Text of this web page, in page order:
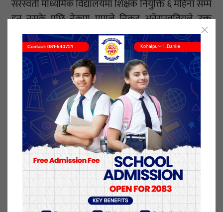
सरस्वती माध्यमिक विद्यालयमा शिक्षक नियुक्ति ६ महिना सम्म
हुन नसके पछि नेकपा एमाले निकट अनेरास्ववियुले उक्त
विद्यालयमा शिक्षक नियुक्तीमा राजनितिक बन्द गर्न तथा
तत्काल शिक्षक नियुक्ती गर्न माग गर्दै विद्यालय प्रशासनमा ७
गते ताला लगाएको थियो ।
यही जेष्ठ १३ गते साझ विषयविज्ञ छनोट गर्ने तथा १४ गते ११
बजे देखी परिक्षा लिने गरिएपछि उहाँहरुले ताला खोल्नु भएको
हो सरस्वती माध्यमिक विद्यालया प्र.अ कर्णबहादुर विसीले
जानकारी गराएका छन।
विद्यालय व्यवस्थापन समितिले तत्काल शिक्षक नियुक्ति गर्ने
जस्ता विषयहरुमा सकारात्मक निर्णय पश्चात विद्यालय
प्रशासनको ताला खोलिएकोअनेरास्ववियु बैजनाथ कमिटीले
जनाएको छ ।